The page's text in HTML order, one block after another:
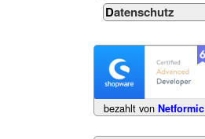
Datenschutz
bezahlt vonNetformic